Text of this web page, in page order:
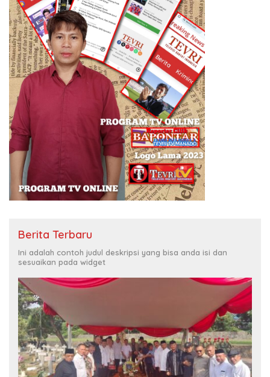
Berita Terbaru
Ini adalah contoh judul deskripsi yang bisa anda isi dan
sesuaikan pada widget